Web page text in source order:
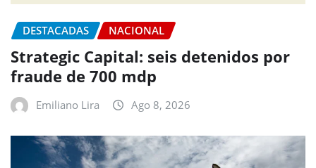
DESTACADAS NACIONAL
Strategic Capital: seis detenidos por
fraude de 700 mdp
Emiliano Lira Ago 8, 2026